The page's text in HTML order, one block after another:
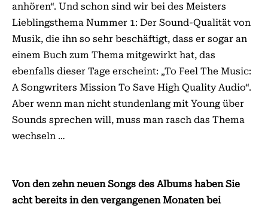
anhören“. Und schon sind wir bei des Meisters
Lieblingsthema Nummer 1: Der Sound-Qualität von
Musik, die ihn so sehr beschäftigt, dass er sogar an
einem Buch zum Thema mitgewirkt hat, das
ebenfalls dieser Tage erscheint: „To Feel The Music:
A Songwriters Mission To Save High Quality Audio“.
Aber wenn man nicht stundenlang mit Young über
Sounds sprechen will, muss man rasch das Thema
wechseln …
Von den zehn neuen Songs des Albums haben Sie
acht bereits in den vergangenen Monaten bei